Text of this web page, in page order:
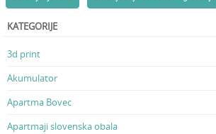
KATEGORIJE
3d print
Akumulator
Apartma Bovec
Apartmaji slovenska obala